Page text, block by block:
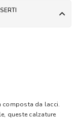
composta da lacci.
queste calzature